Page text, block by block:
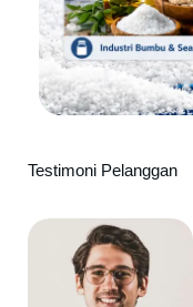
Testimoni Pelanggan